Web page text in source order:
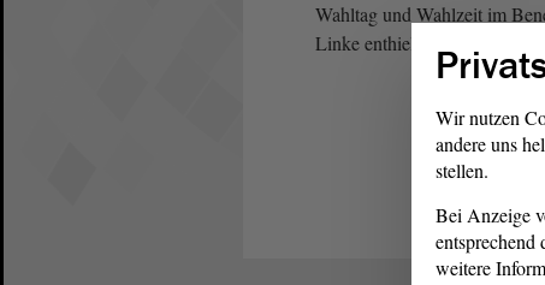
Wahltag und Wahlzeit im
Linke enthielten sich,
Wir nutzen
andere uns
stellen.
Bei Anzeige
weitere